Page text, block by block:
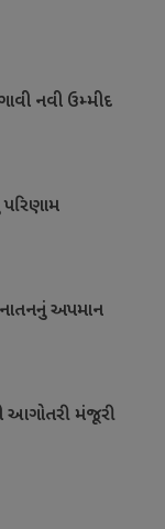
નવી ઉમ્મીદ
અપમાન
આગોતરી મંજૂરી